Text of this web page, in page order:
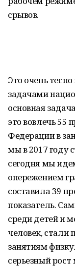
срывов.
Это очень
задачами
основная
это вовлечь 55
Федерации в
мы в 2017 году
сегодня мы
опережением
составила 39
показатель.
среди детей и
человек,
занятиям
серьезный